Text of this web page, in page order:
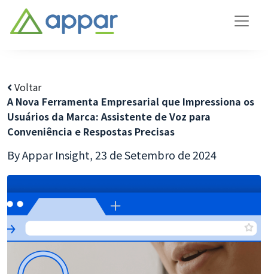
Voltar
A Nova Ferramenta Empresarial que Impressiona os
Usuários da Marca: Assistente de Voz para
Conveniência e Respostas Precisas
By Appar Insight, 23 de Setembro de 2024